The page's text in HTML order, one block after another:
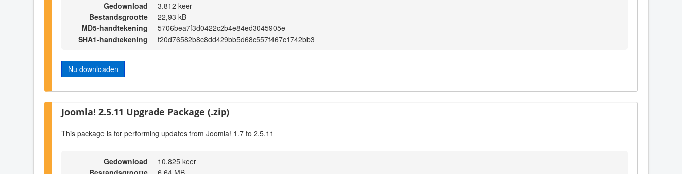
Gedownload
3.812 keer
Bestandsgrootte
22,93 kB
MD5-handtekening
5706bea7f3d0422c2b4e84ed3045905e
SHA1-handtekening
f20d76582b8c8dd429bb5d68c557f467c1742bb3
Nu downloaden
Joomla! 2.5.11 Upgrade Package (.zip)
This package is for performing updates from Joomla! 1.7 to 2.5.11
Gedownload
10.825 keer